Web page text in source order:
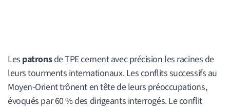
Les patronsde TPE cernent avec précision les racines de
leurs tourments internationaux. Les conflits successifs au
Moyen-Orient trônent en tête de leurs préoccupations,
évoqués par 60 % des dirigeants interrogés. Le conflit